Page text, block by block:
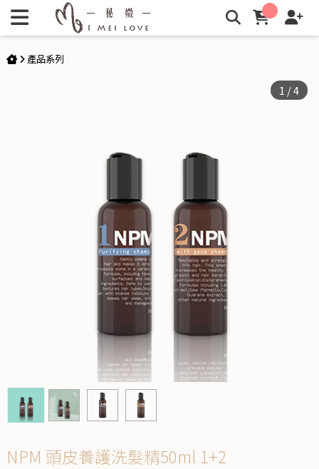
NPM 頭皮養護洗髮精50ml 1+2 | 秘媺
產品系列
1 /4
NPM 頭皮養護洗髮精50ml 1+2